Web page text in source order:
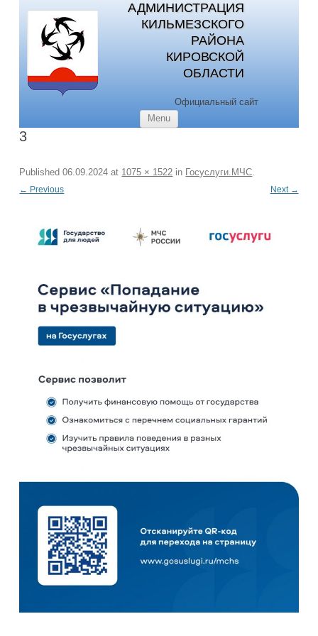
АДМИНИСТРАЦИЯ
КИЛЬМЕЗСКОГО
РАЙОНА
КИРОВСКОЙ
ОБЛАСТИ
Официальный сайт
Menu
3
Published06.09.2024 at 1075 × 1522 in Госуслуги.МЧС.
← Previous Next →